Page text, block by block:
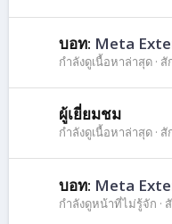
บอท: Meta
กำลังดูเนื้อหาล่าสุด สั
ผู้เยี่ยมชม
กำลังดูเนื้อหาล่าสุด สั
บอท: Meta
กำลังดูหน้าที่ไม่รู้จัก